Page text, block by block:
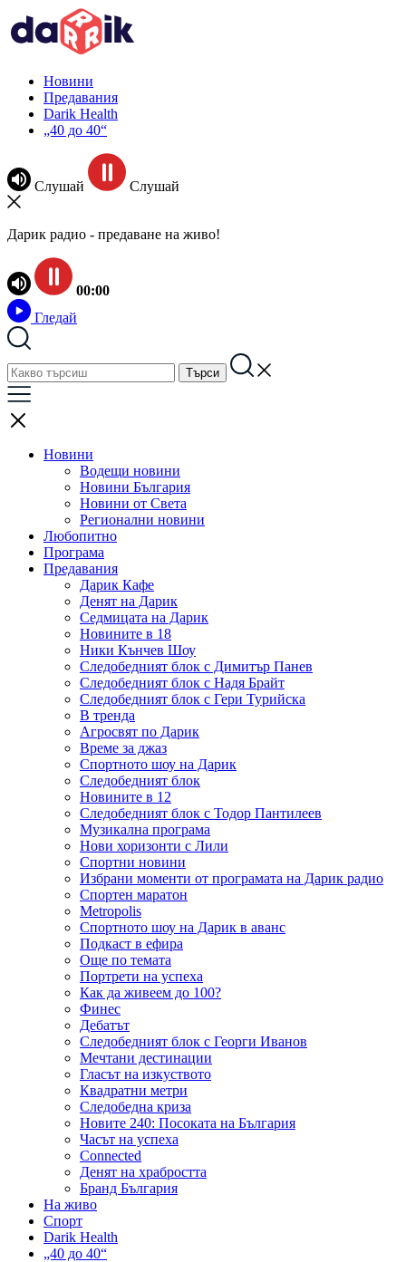
Новини
Предавания
Darik Health
„40 до 40“
Слушай Слушай
Дарик радио - предаване на живо!
00:00
Гледай
Новини
Водещи новини
Новини България
Новини от Света
Регионални новини
Любопитно
Програма
Предавания
Дарик Кафе
Денят на Дарик
Седмицата на Дарик
Новините в 18
Ники Кънчев Шоу
Следобедният блок с Димитър Панев
Следобедният блок с Надя Брайт
Следобедният блок с Гери Турийска
В тренда
Агросвят по Дарик
Време за джаз
Спортното шоу на Дарик
Следобедният блок
Новините в 12
Следобедният блок с Тодор Пантилеев
Музикална програма
Нови хоризонти с Лили
Спортни новини
Избрани моменти от програмата на Дарик радио
Спортен маратон
Metropolis
Спортното шоу на Дарик в аванс
Подкаст в ефира
Още по темата
Портрети на успеха
Как да живеем до 100?
Финес
Дебатът
Следобедният блок с Георги Иванов
Мечтани дестинации
Гласът на изкуството
Квадратни метри
Следобедна криза
Новите 240: Посоката на България
Часът на успеха
Connected
Денят на храбростта
Бранд България
На живо
Спорт
Darik Health
„40 до 40“